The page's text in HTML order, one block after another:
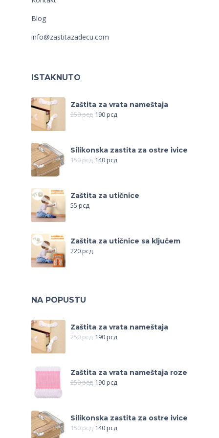
Blog
info@zastitazadecu.com
ISTAKNUTO
Zaštita za vrata nameštaja
250рсд 190рсд
Silikonska zastita za ostre ivice
150рсд 140рсд
Zaštita za utičnice
55 рсд
Zaštita za utičnice sa ključem
220рсд
NA POPUSTU
Zaštita za vrata nameštaja
250рсд 190рсд
Zaštita za vrata nameštaja roze
250рсд 190рсд
Silikonska zastita za ostre ivice
150рсд 140рсд